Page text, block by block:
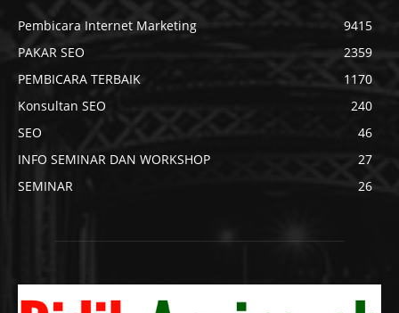
Pembicara Internet Marketing
9415
PAKAR SEO
2359
PEMBICARA TERBAIK
1170
Konsultan SEO
240
SEO
46
INFO SEMINAR DAN WORKSHOP
27
SEMINAR
26